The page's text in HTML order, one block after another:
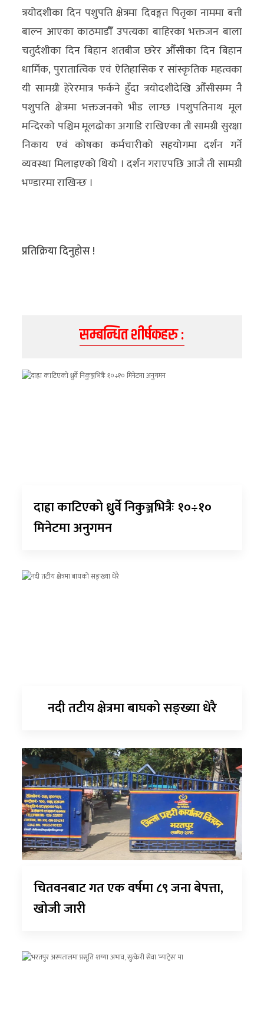
खबर
विशेष
राशिफल
फोटो
ग्यालरी
भिडियो
त्रयोदशीका दिन पशुपति क्षेत्रमा दिवङ्गत पितृका नाममा बत्ती
बाल्न आएका काठमाडौँ उपत्यका बाहिरका भक्तजन बाला
चतुर्दशीका दिन बिहान शतबीज छरेर औँसीका दिन बिहान
धार्मिक, पुरातात्विक एवं ऐतिहासिक र सांस्कृतिक महत्वका
यी सामग्री हेरेरमात्र फर्कने हुँदा त्रयोदशीदेखि औँसीसम्म नै
पशुपति क्षेत्रमा भक्तजनको भीड लाग्छ ।पशुपतिनाथ मूल
मन्दिरको पश्चिम मूलढोका अगाडि राखिएका ती सामग्री सुरक्षा
निकाय एवं कोषका कर्मचारीको सहयोगमा दर्शन गर्ने
व्यवस्था मिलाइएको थियो । दर्शन गराएपछि आजै ती सामग्री
भण्डारमा राखिन्छ ।
प्रतिक्रिया दिनुहोस !
सम्बन्धित शीर्षकहरु :
दाह्रा काटिएको ध्रुर्वे निकुञ्जभित्रैः १०÷१०
मिनेटमा अनुगमन
नदी तटीय क्षेत्रमा बाघको सङ्ख्या धेरै
चितवनबाट गत एक वर्षमा ८९ जना बेपत्ता,
खोजी जारी